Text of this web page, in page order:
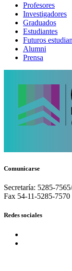
Profesores
Investigadores
Graduados
Estudiantes
Futuros
Alumni
Prensa
Comunicarse
Secretaría: 5285-
Fax 54-11-5285-7570
Redes sociales